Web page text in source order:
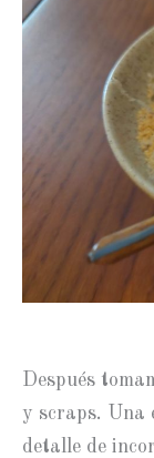
Después
y scraps. Una
detalle de